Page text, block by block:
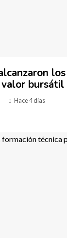
los
bursátil
Hace 4 días